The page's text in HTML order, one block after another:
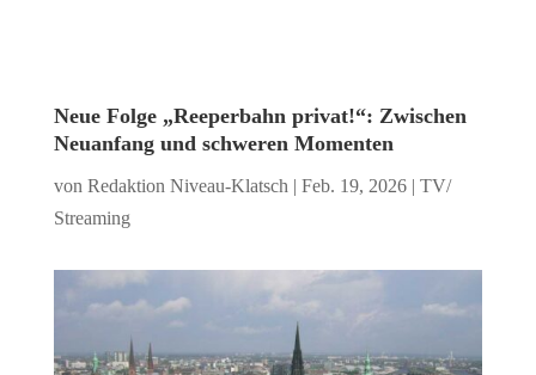
Neue Folge „Reeperbahn privat!“: Zwischen
Neuanfang und schweren Momenten
von Redaktion Niveau-Klatsch | Feb. 19, 2026| TV/
Streaming